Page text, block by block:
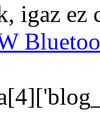
igaz ez